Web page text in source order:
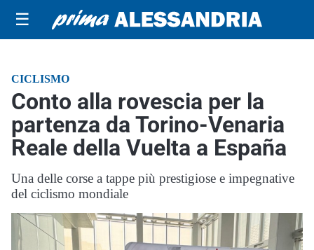
☰
CICLISMO
Conto alla rovescia per la
partenza da Torino-Venaria
Reale della Vuelta a España
Una delle corse a tappe più prestigiose e impegnative
del ciclismo mondiale